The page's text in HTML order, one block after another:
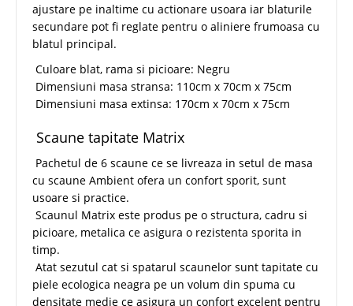
ajustare pe inaltime cu actionare usoara iar blaturile
secundare pot fi reglate pentru o aliniere frumoasa cu
blatul principal.
Culoare blat, rama si picioare: Negru
Dimensiuni masa stransa: 110cm x 70cm x 75cm
Dimensiuni masa extinsa: 170cm x 70cm x 75cm
Scaune tapitate Matrix
Pachetul de 6 scaune ce se livreaza in setul de masa
cu scaune Ambient ofera un confort sporit, sunt
usoare si practice.
Scaunul Matrix este produs pe o structura, cadru si
picioare, metalica ce asigura o rezistenta sporita in
timp.
Atat sezutul cat si spatarul scaunelor sunt tapitate cu
piele ecologica neagra pe un volum din spuma cu
densitate medie ce asigura un confort excelent pentru